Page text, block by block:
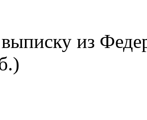
выписку из